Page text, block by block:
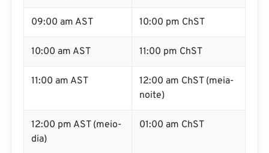
09:00 am AST 10:00 pm ChST
10:00 am AST 11:00 pm ChST
11:00 am AST
12:00 am ChST (meia-
noite)
12:00 pm AST (meio-
dia)
01:00 am ChST